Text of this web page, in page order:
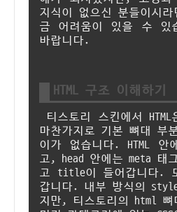
지식이 없으신 분들이시
금 어려움이 있을 수 있
바랍니다.
HTML 구조 이해하기
티스토리 스킨에서 HTML은 여느 웹사이트와
마찬가지로 기본 뼈대 부
이가 없습니다. HTML 안
고, head 안에는 meta
고 title이 들어갑니다.
갑니다. 내부 방식의
지만, 티스토리의 html 뼈